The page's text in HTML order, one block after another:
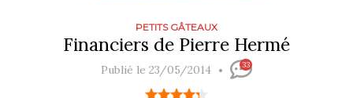
PETITS GÂTEAUX
Financiers de Pierre Hermé
Publié le 23/05/2014 33